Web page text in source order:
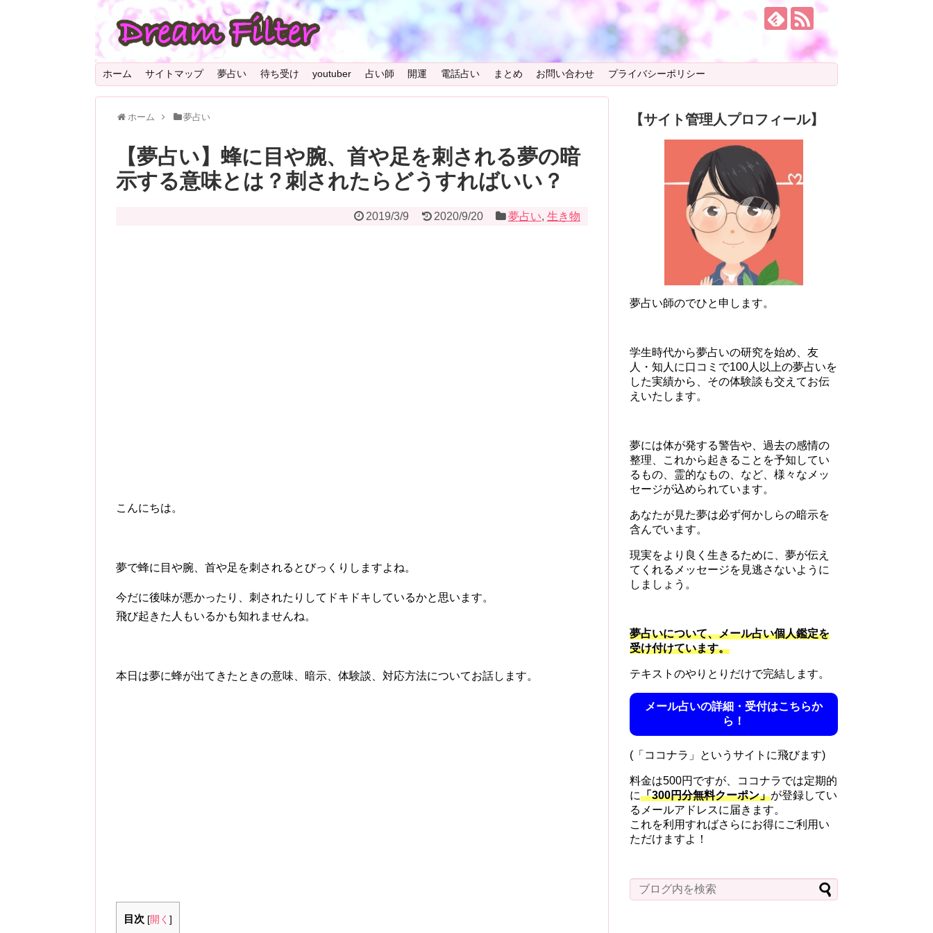
ホーム サイトマップ 夢占い 待ち受け youtuber 占い師 開運 電話占い まとめ お問い合わせ プライバシーポリシー
ホーム 夢占い
【夢占い】蜂に目や腕、首や足を刺される夢の暗
示する意味とは？刺されたらどうすればいい？
2019/3/9 2020/9/20 夢占い, 生き物
こんにちは。
夢で蜂に目や腕、首や足を刺されるとびっくりしますよね。
今だに後味が悪かったり、刺されたりしてドキドキしているかと思います。
飛び起きた人もいるかも知れませんね。
本日は夢に蜂が出てきたときの意味、暗示、体験談、対応方法についてお話します。
目次 [開く ]
【サイト管理人プロフィール】
夢占い師のでひと申します。
学生時代から夢占いの研究を始め、友
人・知人に口コミで100人以上の夢占いを
した実績から、その体験談も交えてお伝
えいたします。
夢には体が発する警告や、過去の感情の
整理、これから起きることを予知してい
るもの、霊的なもの、など、様々なメッ
セージが込められています。
あなたが見た夢は必ず何かしらの暗示を
含んでいます。
現実をより良く生きるために、夢が伝え
てくれるメッセージを見逃さないように
しましょう。
夢占いについて、メール占い個人鑑定を
受け付けています。
テキストのやりとりだけで完結します。
メール占いの詳細・受付はこちらか
ら！
(「ココナラ」というサイトに飛びます)
料金は500円ですが、ココナラでは定期的
に「300円分無料クーポン」が登録してい
るメールアドレスに届きます。
これを利用すればさらにお得にご利用い
ただけますよ！